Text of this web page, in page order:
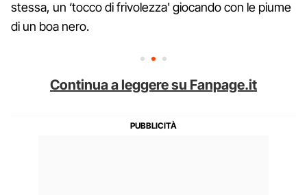
stessa, un ‘tocco di frivolezza' giocando con le piume
di un boa nero.
Continua a leggere su Fanpage.it